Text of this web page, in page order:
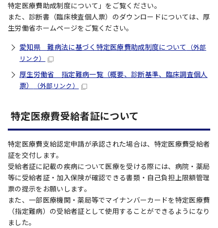
特定医療費助成制度について」をご覧ください。
また、診断書（臨床検査個人票）のダウンロードについては、厚
生労働省ホームページをご覧ください。
愛知県 難病法に基づく特定医療費助成制度について
（外部
リンク）
厚生労働省 指定難病一覧（概要、診断基準、臨床調査個人
票）
（外部リンク）
特定医療費受給者証について
特定医療費支給認定申請が承認された場合は、特定医療費受給者
証を交付します。
受給者証に記載の疾病について医療を受ける際には、病院・薬局
等に受給者証・加入保険が確認できる書類・自己負担上限額管理
票の提示をお願いします。
また、一部医療機関・薬局等でマイナンバーカードを特定医療費
（指定難病）の受給者証として使用することができるようになり
ました。